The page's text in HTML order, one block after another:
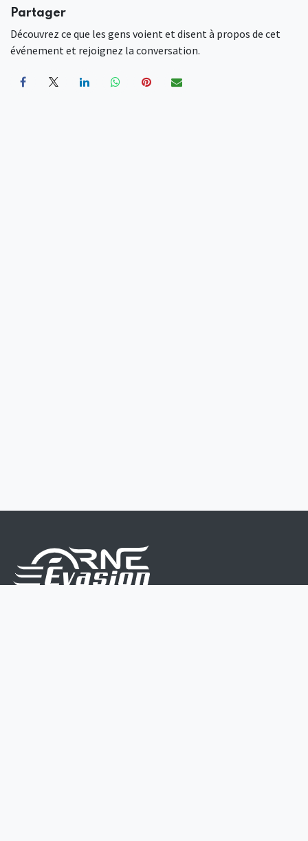
Partager
Découvrez ce que les gens voient et disent à propos de cet
événement et rejoignez la conversation.